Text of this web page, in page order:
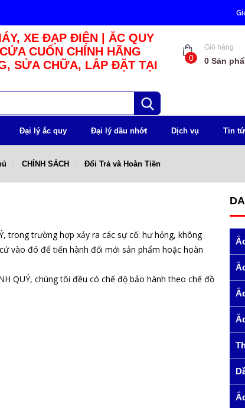
XE ĐẠP ĐIỆN | ẮC QUY
CUỐN CHÍNH HÃNG
SỬA CHỮA, LẮP ĐẶT TẠI
0
Giỏ hàng
0Sản
Đại lý ắc quy Đại lý dầu nhớt Dịch vụ Tin
CHÍNH SÁCH Đổi Trả và Hoàn Tiền
, trong trường hợp xảy ra các sự cố: hư hỏng, không
vào đó để tiến hành đổi mới sản phẩm hoặc hoàn
QUÝ, chúng tôi đều có chế độ bảo hành theo chế đồ